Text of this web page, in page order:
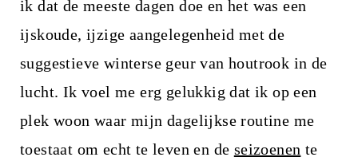
ik dat de meeste dagen doe en het was een
ijskoude, ijzige aangelegenheid met de
suggestieve winterse geur van houtrook in de
lucht. Ik voel me erg gelukkig dat ik op een
plek woon waar mijn dagelijkse routine me
toestaat om echt te leven en de seizoenen te